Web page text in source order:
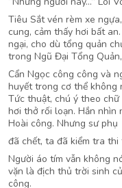
Tiêu Sắt vén rèm xe
cung, cảm thấy hơi bất
ngại, cho dù tổng quản
trong Ngũ Đại Tổng
Cẩn Ngọc công công và
huyết trong cơ thể không
Tức thuật, chú ý theo chữ
hơi thở rối loạn. Hắn nhìn
Hoài công. Nhưng sư phụ
đã chết, ta đã kiểm tra thi
Người áo tím vẫn không
vặn là địch thủ trời sinh
công.